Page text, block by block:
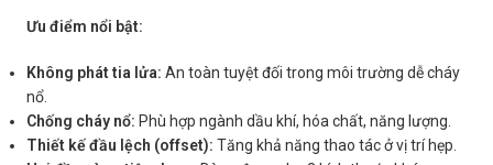
Ưu điểm nổi bật:
Không phát tia lửa: An toàn tuyệt đối trong môi trường dễ cháy
nổ.
Chống cháy nổ: Phù hợp ngành dầu khí, hóa chất, năng lượng.
Thiết kế đầu lệch (offset): Tăng khả năng thao tác ở vị trí hẹp.